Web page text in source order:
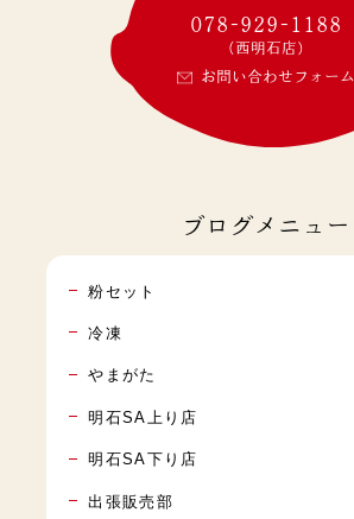
078-929-1188
(西明石店)
お問い合わせフォーム
ブログメニュー
粉セット
冷凍
やまがた
明石SA上り店
明石SA下り店
出張販売部